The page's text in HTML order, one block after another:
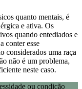
quanto mentais, é
e ativa. Os
quando entediados e
conter esse
considerados uma raça
não é um problema,
neste caso.
ou condição